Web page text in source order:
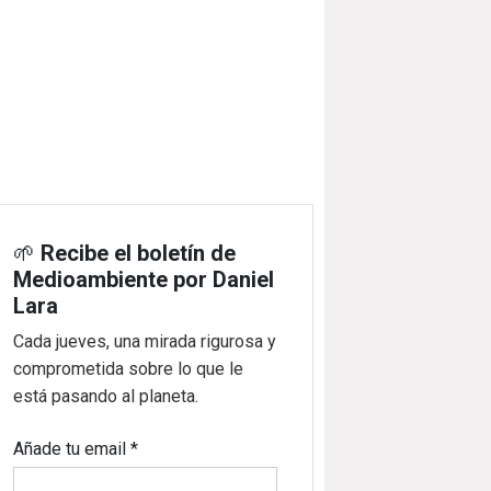
🌱 Recibe el boletín de
Medioambiente por Daniel
Lara
Cada jueves, una mirada rigurosa y
comprometida sobre lo que le
está pasando al planeta.
Añade tu email*